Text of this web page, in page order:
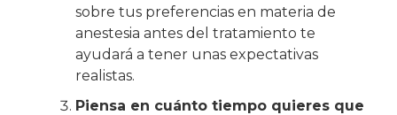
sobre tus preferencias en materia de
anestesia antes del tratamiento te
ayudará a tener unas expectativas
realistas.
Piensa en cuánto tiempo quieres que